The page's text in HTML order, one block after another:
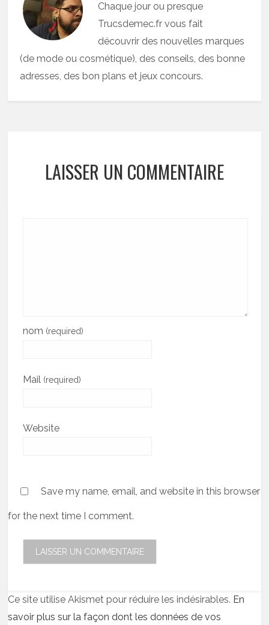
Chaque jour ou presque
Trucsdemec.fr vous fait
découvrir des nouvelles marques
(de mode ou cosmétique), des conseils, des bonne
adresses, des bon plans et jeux concours.
LAISSER UN COMMENTAIRE
nom (required)
Mail (required)
Website
Save my name, email, and website in this browser
for the next time I comment.
Ce site utilise Akismet pour réduire les indésirables. En
savoir plus sur la façon dont les données de vos